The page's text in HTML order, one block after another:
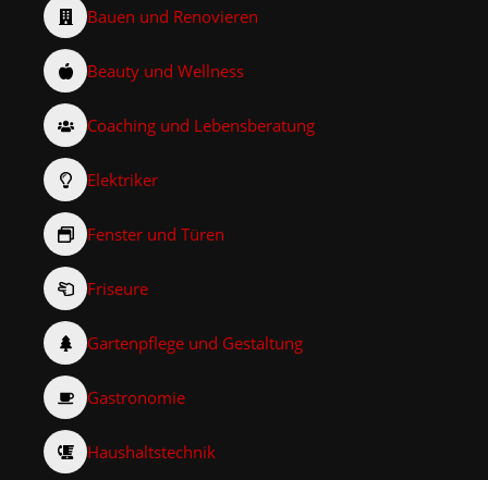
Bauen und Renovieren
Beauty und Wellness
Coaching und Lebensberatung
Elektriker
Fenster und Türen
Friseure
Gartenpflege und Gestaltung
Gastronomie
Haushaltstechnik